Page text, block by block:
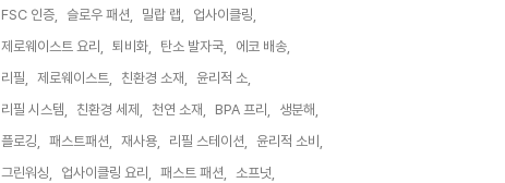
FSC 인증, 슬로우 패션, 밀랍 랩,
업사이클링,
제로웨이스트 요리,
퇴비화, 탄소 발자국,
에코 배송,
리필,
제로웨이스트, 친환경 소재,
윤리적 소,
리필 시스템,
친환경 세제, 천연 소재, BPA 프리,
생분해,
플로깅,
패스트패션, 재사용, 리필 스테이션,
윤리적 소비,
그린워싱,
업사이클링 요리, 패스트 패션,
소프넛,